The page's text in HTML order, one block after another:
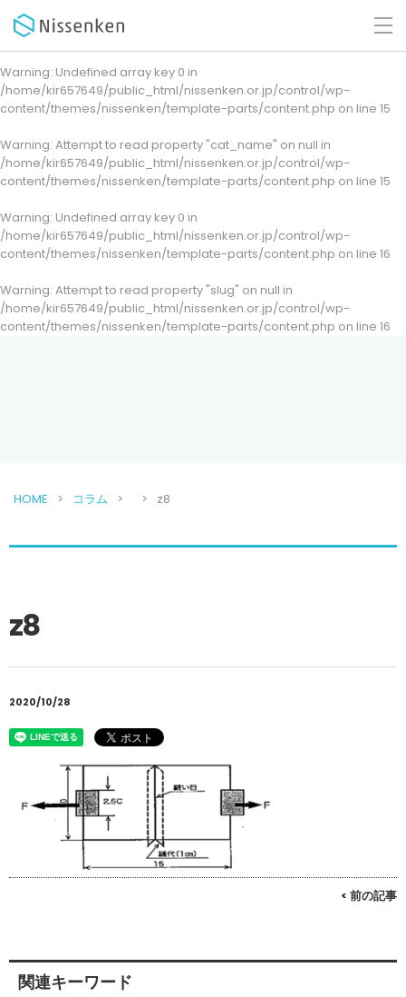
Warning: Undefined array key 0 in
/home/kir657649/public_html/nissenken.or.jp/control/wp-
content/themes/nissenken/template-parts/content.php on line 15
Warning: Attempt to read property "cat_name" on null in
/home/kir657649/public_html/nissenken.or.jp/control/wp-
content/themes/nissenken/template-parts/content.php on line 15
Warning: Undefined array key 0 in
/home/kir657649/public_html/nissenken.or.jp/control/wp-
content/themes/nissenken/template-parts/content.php on line 16
Warning: Attempt to read property "slug" on null in
/home/kir657649/public_html/nissenken.or.jp/control/wp-
content/themes/nissenken/template-parts/content.php on line 16
HOME コラム z8
z8
2020/10/28
< 前の記事
関連キーワード